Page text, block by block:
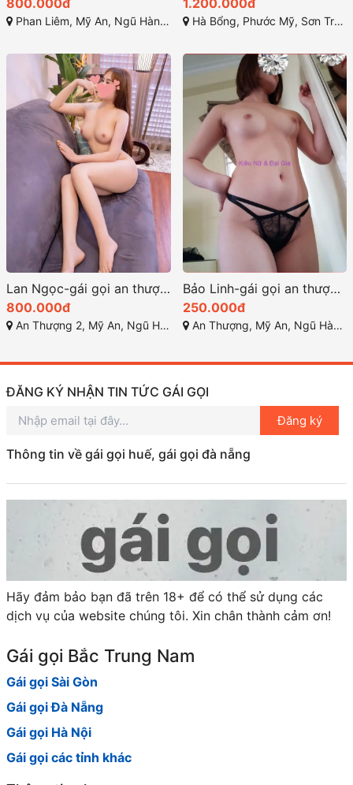
Phan Liêm, Mỹ An, Ngũ Hành Sơn, Đà Nẵng Hà Bổng, Phước Mỹ, Sơn Trà, Đà Nẵng
Lan Ngọc-gái gọi an thượng ngũ hành sơn dâm thần kỹ thuật điêu luyện
800.000đ
An Thượng 2, Mỹ An, Ngũ Hành Sơn, Đà Nẵng
Bảo Linh-gái gọi an thượng đà nẵng rất xinh xắn dễ thương
250.000đ
An Thượng, Mỹ An, Ngũ Hành Sơn, Đà Nẵng
ĐĂNG KÝ NHẬN TIN TỨC GÁI GỌI
Đăng ký
Thông tin về gái gọi huế, gái gọi đà nẵng
Hãy đảm bảo bạn đã trên 18+ để có thể sử dụng các
dịch vụ của website chúng tôi. Xin chân thành cảm ơn!
Gái gọi Bắc Trung Nam
Gái gọi Sài Gòn
Gái gọi Đà Nẵng
Gái gọi Hà Nội
Gái gọi các tỉnh khác